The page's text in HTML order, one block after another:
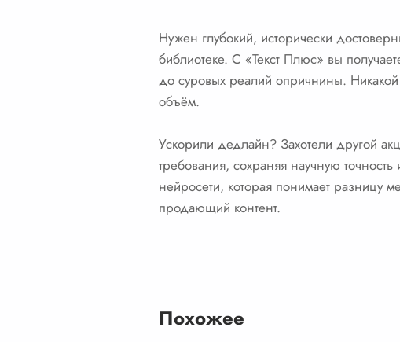
Нужен глубокий, исторически
библиотеке. С «Текст Плюс» вы
до суровых реалий опричнины.
объём.
Ускорили дедлайн? Захотели другой
требования, сохраняя научную
нейросети, которая понимает разницу
продающий контент.
Похожее